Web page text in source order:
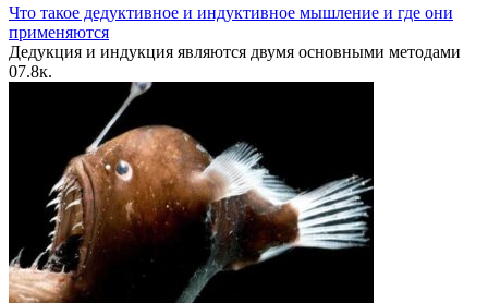
Что такое дедуктивное и индуктивное мышление и где они
применяются
Дедукция и индукция являются двумя основными методами
07.8к.